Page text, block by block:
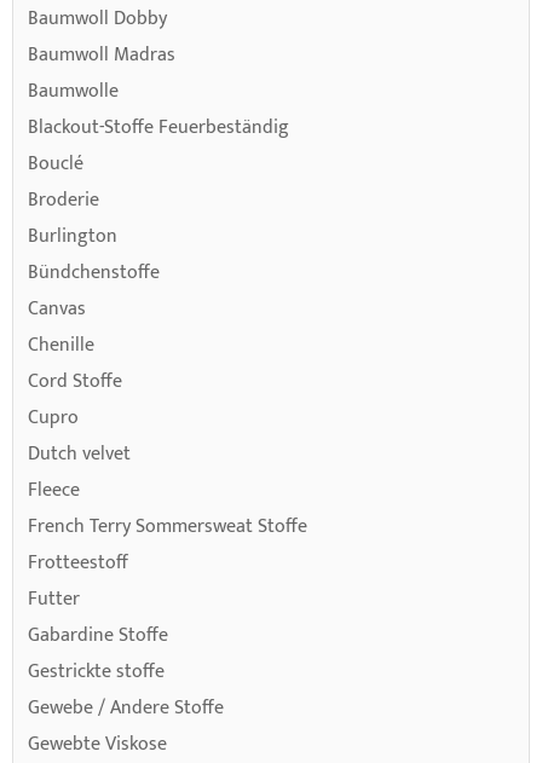
Baumwoll Dobby
Baumwoll Madras
Baumwolle
Blackout-Stoffe Feuerbeständig
Bouclé
Broderie
Burlington
Bündchenstoffe
Canvas
Chenille
Cord Stoffe
Cupro
Dutch velvet
Fleece
French Terry Sommersweat Stoffe
Frotteestoff
Futter
Gabardine Stoffe
Gestrickte stoffe
Gewebe / Andere Stoffe
Gewebte Viskose